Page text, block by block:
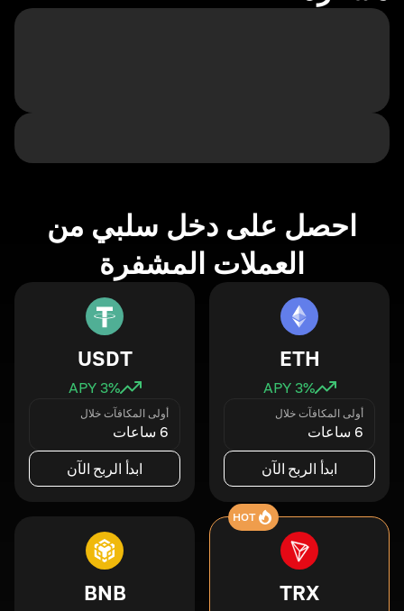
احصل على دخل سلبي من
العملات المشفرة
ETH
3% APY
أولى المكافآت خلال
6 ساعات
ابدأ الربح الآن
USDT
3% APY
أولى المكافآت خلال
6 ساعات
ابدأ الربح الآن
HOT
TRX
BNB